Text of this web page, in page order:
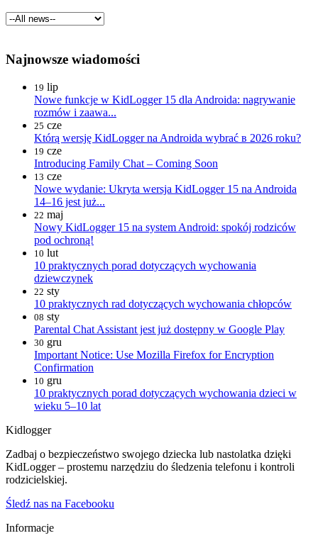
Najnowsze wiadomości
19 lip
Nowe funkcje w KidLogger 15 dla Androida: nagrywanie
rozmów i zaawa...
25 cze
Którą wersję KidLogger na Androida wybrać в 2026 roku?
19 cze
Introducing Family Chat – Coming Soon
13 cze
Nowe wydanie: Ukryta wersja KidLogger 15 na Androida
14–16 jest już...
22 maj
Nowy KidLogger 15 na system Android: spokój rodziców
pod ochroną!
10 lut
10 praktycznych porad dotyczących wychowania
dziewczynek
22 sty
10 praktycznych rad dotyczących wychowania chłopców
08 sty
Parental Chat Assistant jest już dostępny w Google Play
30 gru
Important Notice: Use Mozilla Firefox for Encryption
Confirmation
10 gru
10 praktycznych porad dotyczących wychowania dzieci w
wieku 5–10 lat
Kidlogger
Zadbaj o bezpieczeństwo swojego dziecka lub nastolatka dzięki
KidLogger – prostemu narzędziu do śledzenia telefonu i kontroli
rodzicielskiej.
Śledź nas na Facebooku
Informacje